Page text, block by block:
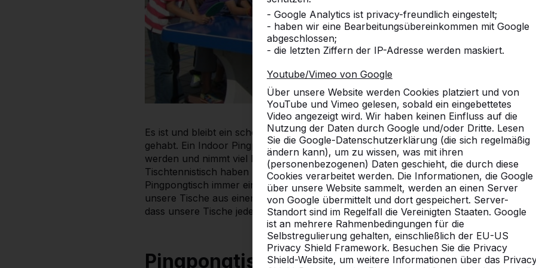
- Google Analytics ist privacy-freundlich eingestelt;
- haben wir eine Bearbeitungsübereinkommen mit Google
abgeschlossen;
- die letzten Ziffern der IP-Adresse werden maskiert.
Youtube/Vimeo von Google
Über unsere Website werden Cookies platziert und von
YouTube und Vimeo gelesen, sobald ein eingebettetes
Video angezeigt wird. Wir haben keinen Einfluss auf die
Nutzung der Daten durch Google und/oder Dritte. Lesen
Sie die Google-Datenschutzerklärung (die sich regelmäßig
ändern kann), um zu wissen, was mit ihren
(personenbezogenen) Daten geschieht, die durch diese
Cookies verarbeitet werden. Die Informationen, die Google
über unsere Website sammelt, werden an einen Server
von Google übermittelt und dort gespeichert. Server-
Standort sind im Regelfall die Vereinigten Staaten. Google
ist an mehrere Rahmenbedingungen für die
Selbstregulierung gehalten, einschließlich der EU-US
Privacy Shield Framework. Besuchen Sie die Privacy
Shield-Website, um weitere Informationen über das
Es ist und bleibt ein schönes Spiel: Tischtennis. Viele Generationen haben dieses
gehabt. Ein Indoor Pingpongtisch ist aber nicht immer praktisch, denn dieser muss
werden und nimmt viel Platz ein, wenn der Tisch permanent stehen gelassen wird.
Tischtennistisch haben Sie dies Problem nicht. Es gibt sicherlich für diesen
Pingpongtisch immer einen Platz auf dem Pausenhof oder in einem anderen
unsere Tische aus einem Material her, das nicht nur einen Stoß vertragen kann,
dass unsere Tische jedem Sturm gewachsen und absolut vandalismussicher sind.
Pingpongtische für den Outdoor